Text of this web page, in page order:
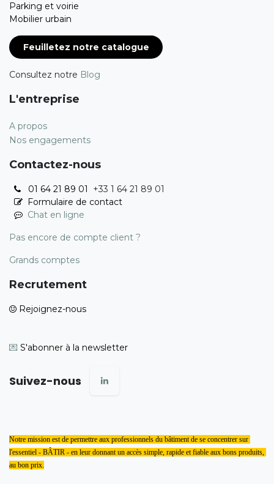
Parking et voirie
Mobilier urbain
Feuilletez notre catalogue
Consultez notre Blog
L'entreprise
A propos
Nos engagements
Contactez-nous
01 64 21 89 01 +33 1 64 21 89 01
Formulaire de contact
Chat en ligne
Pas encore de compte client ?
Grands comptes
Recrutement
Rejoignez-nous
💌 S'abonner à la newsletter
Suivez-nous
Notre mission est de permettre aux professionnels du bâtiment de se concentrer sur
l'essentiel - BÂTIR - en leur donnant un accès simple, rapide et fiable aux bons produits,
au bon prix.